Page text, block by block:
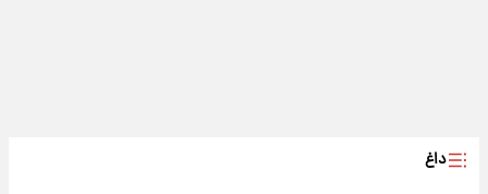
داغ